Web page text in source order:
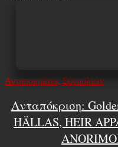
Ανταποκρίσεις Συναυλιών
Ανταπόκριση:
HÄLLAS, HEIR